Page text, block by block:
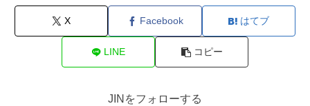
X Facebook はてブ
LINE コピー
JINをフォローする